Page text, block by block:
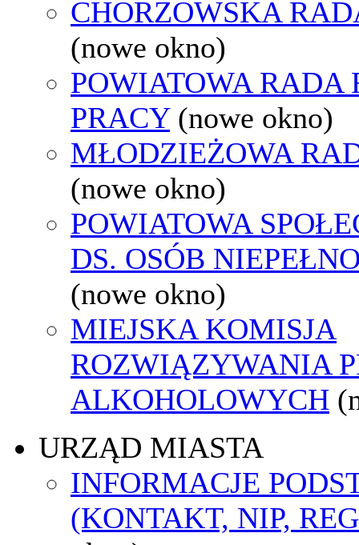
CHORZOWSKA
(nowe okno)
POWIATOWA RADA
PRACY (nowe okno)
MŁODZIEŻOWA
(nowe okno)
POWIATOWA
DS. OSÓB
(nowe okno)
MIEJSKA KOMISJA
ROZWIĄZYWANIA
ALKOHOLOWYCH
URZĄD MIASTA
INFORMACJE
(KONTAKT, NIP,